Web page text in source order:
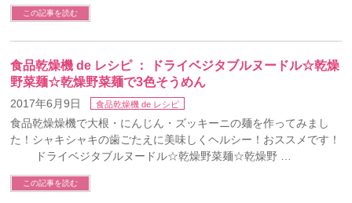
この記事を読む
食品乾燥機 de レシピ ： ドライベジタブルヌードル☆乾燥
野菜麺☆乾燥野菜麺で3色そうめん
2017年6月9日 食品乾燥機 de レシピ
食品乾燥燥機で大根・にんじん・ズッキーニの麺を作ってみまし
た！シャキシャキの歯ごたえに美味しくヘルシー！おススメです！
ドライベジタブルヌードル☆乾燥野菜麺☆乾燥野 …
この記事を読む